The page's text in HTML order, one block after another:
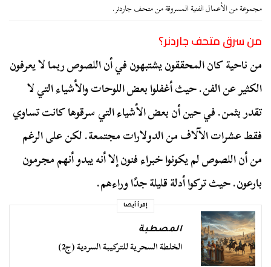
مجموعة من الأعمال الفنية المسروقة من متحف جاردنر.
من سرق متحف جاردنر؟
من ناحية كان المحققون يشتبهون في أن اللصوص ربما لا يعرفون
الكثير عن الفن. حيث أغفلوا بعض اللوحات والأشياء التي لا
تقدر بثمن. في حين أن بعض الأشياء التي سرقوها كانت تساوي
فقط عشرات الآلاف من الدولارات مجتمعة. لكن على الرغم
من أن اللصوص لم يكونوا خبراء فنون إلا أنه يبدو أنهم مجرمون
بارعون. حيث تركوا أدلة قليلة جدًا وراءهم.
إقرأ أيضا
المصطبة
الخلطة السحرية للتركيبة السردية (ج2)